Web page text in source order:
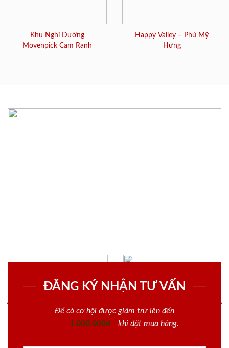
Khu Nghỉ Dưỡng
Movenpick Cam Ranh
Happy Valley – Phú Mỹ
Hưng
ĐĂNG KÝ NHẬN TƯ VẤN
Để có cơ hội được giảm trừ lên đến
1.000.000đ
khi đặt mua hàng.